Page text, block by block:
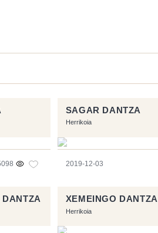
SAGAR DANTZA
Herrikoia
2019-12-03
DANTZA XEMEINGO DANTZA
Herrikoia